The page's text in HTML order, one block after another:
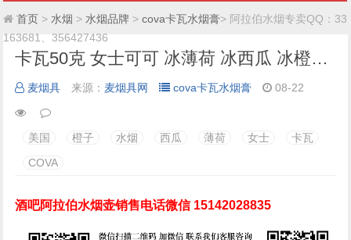
首页 > 水烟 > 水烟品牌 >cova卡瓦水烟膏> 阿拉伯水烟专卖QQ：33
163681、356427436
卡瓦50克 女士可可 冰薄荷 冰西瓜 冰橙子 美国cova水烟膏
麦烟具 来源： 麦烟具网 cova卡瓦水烟膏 08-22
美国 橙子 水烟 西瓜 薄荷 女士
卡瓦
COVA
酒吧阿拉伯水烟壶销售电话微信 15142028835